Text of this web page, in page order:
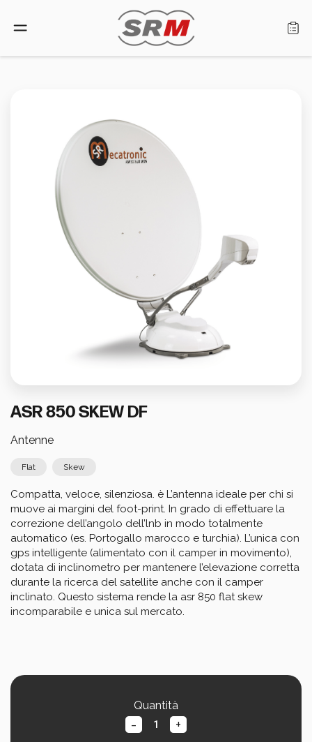
Home
Prodotti
Chi siamo
Assistenza
Calcola i tuoi consumi
ASR 850 SKEW DF
Antenne
Flat Skew
Compatta, veloce, silenziosa. è L’antenna ideale per chi si
muove ai margini del foot-print. In grado di effettuare la
correzione dell’angolo dell’lnb in modo totalmente
automatico (es. Portogallo marocco e turchia). L’unica con
gps intelligente (alimentato con il camper in movimento),
dotata di inclinometro per mantenere l’elevazione corretta
durante la ricerca del satellite anche con il camper
inclinato. Questo sistema rende la asr 850 flat skew
incomparabile e unica sul mercato.
Quantità
- +